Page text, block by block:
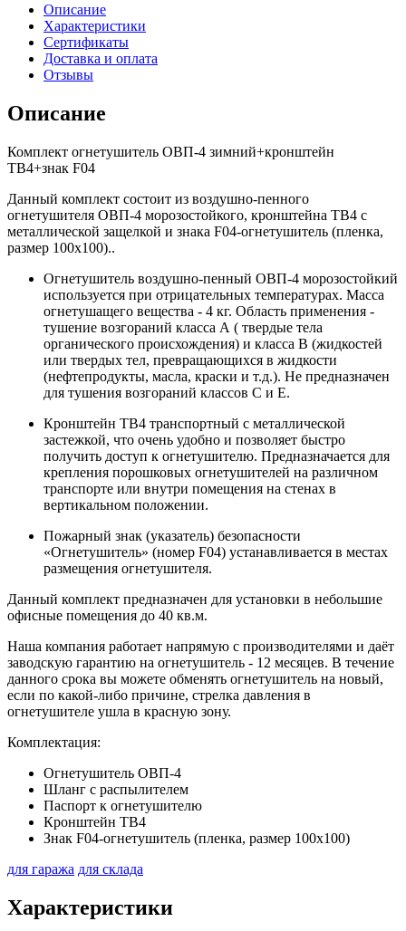
Описание
Характеристики
Сертификаты
Доставка и оплата
Отзывы
Описание
Комплект огнетушитель ОВП-4 зимний+кронштейн
ТВ4+знак F04
Данный комплект состоит из воздушно-пенного
огнетушителя ОВП-4 морозостойкого, кронштейна ТВ4 с
металлической защелкой и знака F04-огнетушитель (пленка,
размер 100х100)..
Огнетушитель воздушно-пенный ОВП-4 морозостойкий
используется при отрицательных температурах. Масса
огнетушащего вещества - 4 кг. Область применения -
тушение возгораний класса А ( твердые тела
органического происхождения) и класса В (жидкостей
или твердых тел, превращающихся в жидкости
(нефтепродукты, масла, краски и т.д.). Не предназначен
для тушения возгораний классов С и Е.
Кронштейн ТВ4 транспортный с металлической
застежкой, что очень удобно и позволяет быстро
получить доступ к огнетушителю. Предназначается для
крепления порошковых огнетушителей на различном
транспорте или внутри помещения на стенах в
вертикальном положении.
Пожарный знак (указатель) безопасности
«Огнетушитель» (номер F04) устанавливается в местах
размещения огнетушителя.
Данный комплект предназначен для установки в небольшие
офисные помещения до 40 кв.м.
Наша компания работает напрямую с производителями и даёт
заводскую гарантию на огнетушитель - 12 месяцев. В течение
данного срока вы можете обменять огнетушитель на новый,
если по какой-либо причине, стрелка давления в
огнетушителе ушла в красную зону.
Комплектация:
Огнетушитель ОВП-4
Шланг с распылителем
Паспорт к огнетушителю
Кронштейн ТВ4
Знак F04-огнетушитель (пленка, размер 100х100)
для гаража для склада
Характеристики